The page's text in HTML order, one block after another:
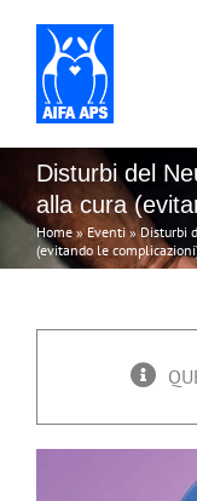
contenuto
Disturbi del
alla cura
Home »Eventi»Disturbi
(evitando le